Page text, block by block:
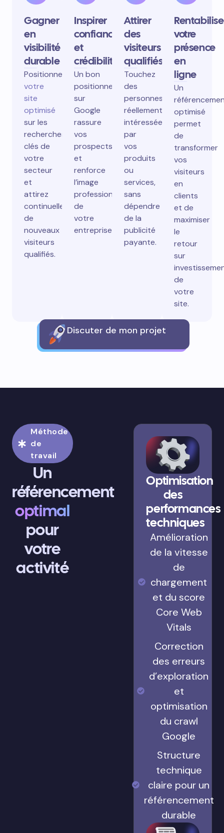
Gagner
en
visibilité
durable
Positionnez
votre
site
optimisé
sur les
recherches
clés de
votre
secteur
et
attirez
continuellement
de
nouveaux
visiteurs
qualifiés.
Inspirer
confiance
et
crédibilité
Un bon
positionnement
sur
Google
rassure
vos
prospects
et
renforce
l’image
professionnelle
de
votre
entreprise.
Attirer
des
visiteurs
qualifiés
Touchez
des
personnes
réellement
intéressées
par
vos
produits
ou
services,
sans
dépendre
de la
publicité
payante.
votre
présence
en
ligne
Un
optimisé
permet
de
transformer
vos
visiteurs
en
clients
et de
maximiser
le
retour
sur
de
votre
site.
Discuter de mon projet
Méthode
de
travail
Un
référencement
optimal
pour
votre
activité
Optimisation
des
performances
techniques
Amélioration
de la vitesse
de
chargement
et du score
Core Web
Vitals
Correction
des erreurs
d’exploration
et
optimisation
du crawl
Google
Structure
technique
claire pour un
référencement
durable